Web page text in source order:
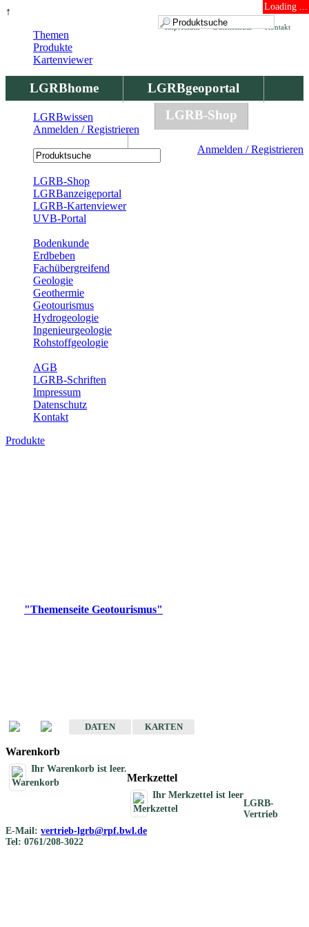
↑ Loading ...
Kontakt
Datenschutz
Impressum
LGRBhome
LGRBgeoportal
LGRBbohrungen
LGRB-Shop
Anmelden / Registrieren
Themen
Produkte
Kartenviewer
LGRBwissen
Anmelden / Registrieren
LGRB-Shop
LGRBanzeigeportal
LGRB-Kartenviewer
UVB-Portal
Bodenkunde
Erdbeben
Fachübergreifend
Geologie
Geothermie
Geotourismus
Hydrogeologie
Ingenieurgeologie
Rohstoffgeologie
AGB
LGRB-Schriften
Impressum
Datenschutz
Kontakt
Produkte
"Themenseite Geotourismus"
DATEN
KARTEN
Warenkorb
Ihr Warenkorb ist leer.
Merkzettel
Ihr Merkzettel ist leer
LGRB-
Vertrieb
E-Mail: vertrieb-lgrb@rpf.bwl.de
Tel: 0761/208-3022